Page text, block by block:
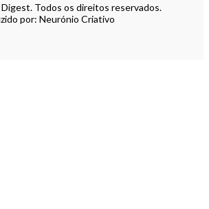
Todos os direitos reservados.
por: Neurónio Criativo